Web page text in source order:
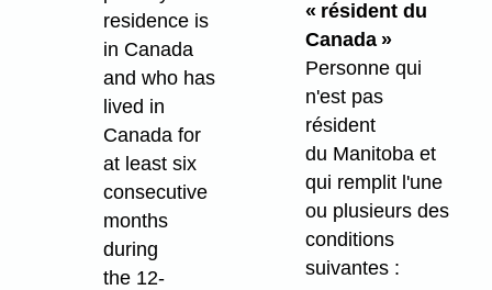
residence is
in Canada
and who has
lived in
Canada for
at least six
consecutive
months
during
the 12-
« résident du
Canada »
Personne qui
n'est pas
résident
du Manitoba et
qui remplit l'une
ou plusieurs des
conditions
suivantes :